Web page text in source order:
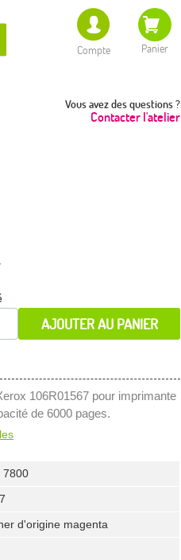
Compte Panier
Vous avez des questions ?
Contacter l'atelier
AJOUTER AU PANIER
106R01567 pour imprimante
de 6000 pages.
7800
d'origine magenta